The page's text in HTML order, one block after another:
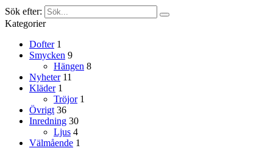
Sök efter:
Kategorier
Dofter 1
Smycken 9
Hängen 8
Nyheter 11
Kläder 1
Tröjor 1
Övrigt 36
Inredning 30
Ljus 4
Välmående 1